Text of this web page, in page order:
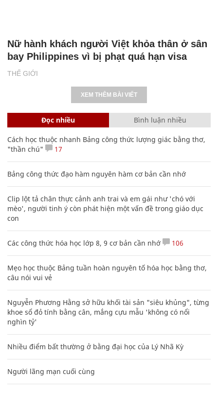
THẾ GIỚI
Nữ hành khách người Việt khỏa thân ở sân
bay Philippines vì bị phạt quá hạn visa
XEM THÊM BÀI VIẾT
Đọc nhiều Bình luận nhiều
Cách học thuộc nhanh Bảng công thức lượng giác bằng thơ,
"thần chú"
17
Bảng công thức đạo hàm nguyên hàm cơ bản cần nhớ
Clip lột tả chân thực cảnh anh trai và em gái như 'chó với
mèo', người tinh ý còn phát hiện một vấn đề trong giáo dục
con
Các công thức hóa học lớp 8, 9 cơ bản cần nhớ 106
Mẹo học thuộc Bảng tuần hoàn nguyên tố hóa học bằng thơ,
câu nói vui vẻ
Nguyễn Phương Hằng sở hữu khối tài sản "siêu khủng", từng
khoe sổ đỏ tính bằng cân, mắng cựu mẫu 'không có nổi
nghìn tỷ'
Nhiều điểm bất thường ở bằng đại học của Lý Nhã Kỳ
Người lãng mạn cuối cùng